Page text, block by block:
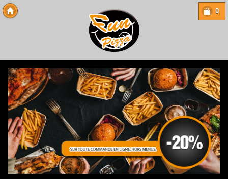
0
Copyright 2013 Des-Click Com